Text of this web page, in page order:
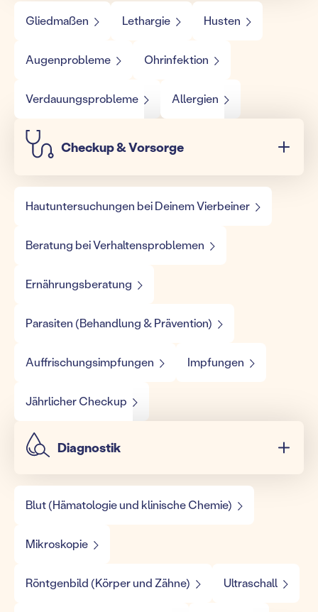
Gliedmaßen Lethargie Husten
Augenprobleme Ohrinfektion
Verdauungsprobleme Allergien
Checkup & Vorsorge
Hautuntersuchungen bei Deinem Vierbeiner
Beratung bei Verhaltensproblemen
Ernährungsberatung
Parasiten (Behandlung & Prävention)
Auffrischungsimpfungen Impfungen
Jährlicher Checkup
Diagnostik
Blut (Hämatologie und klinische Chemie)
Mikroskopie
Röntgenbild (Körper und Zähne) Ultraschall